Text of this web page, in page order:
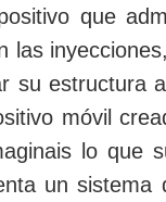
que
las
su estructura
móvil
lo que
un sistema